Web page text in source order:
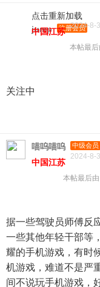
点击重新加载
jump 注册会员
2024-8-
中国江苏
本帖最
关注中
喵呜喵呜 中级会员
2024-8-
中国江苏
本帖最后
据一些驾驶员师傅反
一些其他年轻干部等
耀的手机游戏，有时
机游戏，难道不是严
间不说玩手机游戏，